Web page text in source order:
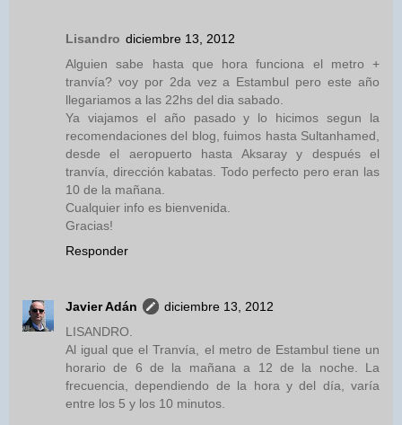
Lisandro diciembre 13, 2012
Alguien sabe hasta que hora funciona el metro +
tranvía? voy por 2da vez a Estambul pero este año
llegariamos a las 22hs del dia sabado.
Ya viajamos el año pasado y lo hicimos segun la
recomendaciones del blog, fuimos hasta Sultanhamed,
desde el aeropuerto hasta Aksaray y después el
tranvía, dirección kabatas. Todo perfecto pero eran las
10 de la mañana.
Cualquier info es bienvenida.
Gracias!
Responder
Javier Adán
diciembre 13, 2012
LISANDRO.
Al igual que el Tranvía, el metro de Estambul tiene un
horario de 6 de la mañana a 12 de la noche. La
frecuencia, dependiendo de la hora y del día, varía
entre los 5 y los 10 minutos.